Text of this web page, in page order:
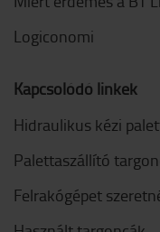
Logiconomi
Kapcsolódó linkek
Hidraulikus kézi
Palettaszállító
Felrakógépet